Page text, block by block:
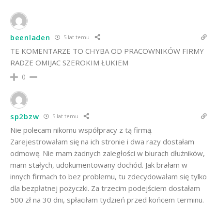
beenladen 5 lat temu
TE KOMENTARZE TO CHYBA OD PRACOWNIKÓW FIRMY
RADZE OMIJAC SZEROKIM ŁUKIEM
0
sp2bzw 5 lat temu
Nie polecam nikomu współpracy z tą firmą.
Zarejestrowałam się na ich stronie i dwa razy dostałam
odmowę. Nie mam żadnych zaległości w biurach dłużników,
mam stałych, udokumentowany dochód. Jak brałam w
innych firmach to bez problemu, tu zdecydowałam się tylko
dla bezpłatnej pożyczki. Za trzecim podejściem dostałam
500 zł na 30 dni, spłaciłam tydzień przed końcem terminu.